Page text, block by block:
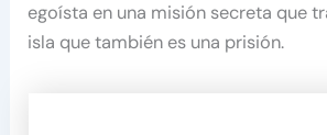
egoísta en una misión secreta que
isla que también es una prisión.